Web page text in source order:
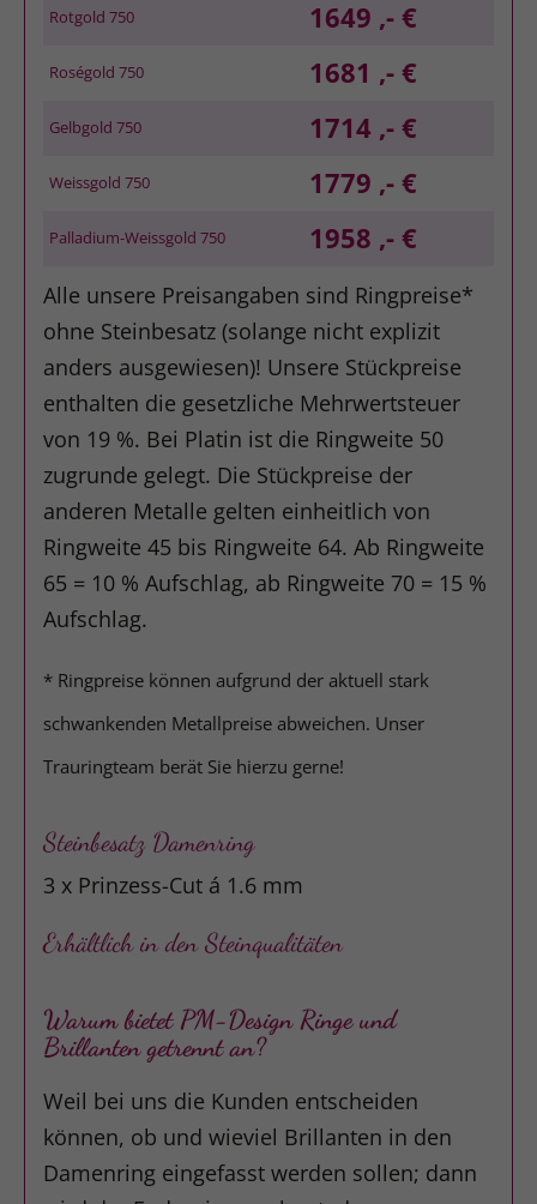
Rotgold 750 1649 ,- €
Roségold 750 1681 ,- €
Gelbgold 750 1714 ,- €
Weissgold 750 1779 ,- €
Palladium-Weissgold 750 1958 ,- €
Alle unsere Preisangaben sind Ringpreise*
ohne Steinbesatz (solange nicht explizit
anders ausgewiesen)! Unsere Stückpreise
enthalten die gesetzliche Mehrwertsteuer
von 19 %. Bei Platin ist die Ringweite 50
zugrunde gelegt. Die Stückpreise der
anderen Metalle gelten einheitlich von
Ringweite 45 bis Ringweite 64. Ab Ringweite
65 = 10 % Aufschlag, ab Ringweite 70 = 15 %
Aufschlag.
* Ringpreise können aufgrund der aktuell stark
schwankenden Metallpreise abweichen. Unser
Trauringteam berät Sie hierzu gerne!
Steinbesatz Damenring
3 x Prinzess-Cut á 1.6 mm
Erhältlich in den Steinqualitäten
Warum bietet PM-Design Ringe und
Brillanten getrennt an?
Weil bei uns die Kunden entscheiden
können, ob und wieviel Brillanten in den
Damenring eingefasst werden sollen; dann